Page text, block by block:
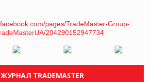
ЖУРНАЛ TRADEMASTER